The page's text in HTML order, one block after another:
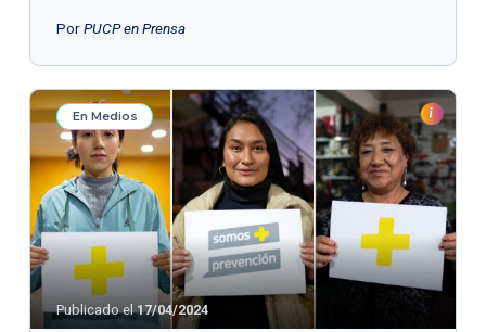
PorPUCP en Prensa
En Medios
Publicado el17/04/2024